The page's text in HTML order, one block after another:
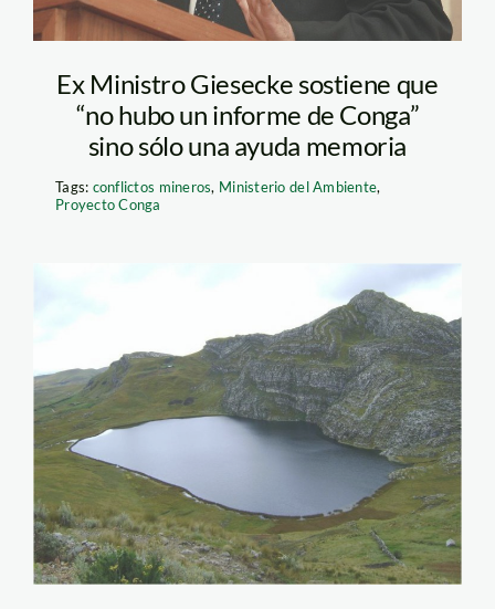
Ex Ministro Giesecke sostiene que
“no hubo un informe de Conga”
sino sólo una ayuda memoria
Tags: conflictos mineros, Ministerio del Ambiente,
Proyecto Conga
Laguna_Conga_Yanacocha